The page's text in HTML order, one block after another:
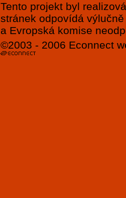
Tento projekt byl
stránek odpovídá
a Evropská komise
©2003 - 2006 Econnect